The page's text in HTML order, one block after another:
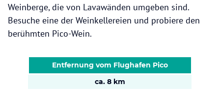
Weinberge, die von Lavawänden umgeben sind.
Besuche eine der Weinkellereien und probiere den
berühmten Pico-Wein.
Entfernung vom Flughafen Pico
ca. 8 km